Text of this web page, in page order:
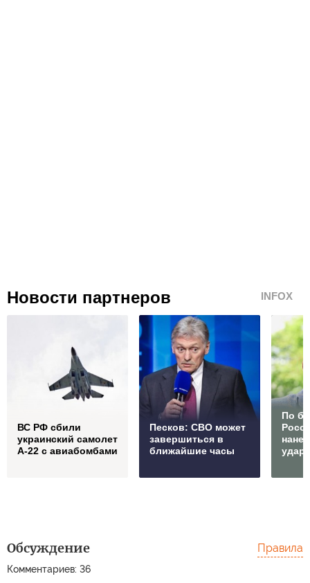
Новости партнеров INFOX
ВС РФ сбили
украинский самолет
А-22 с авиабомбами
Песков: СВО может
завершиться в
ближайшие часы
По
удар
Обсуждение
Комментариев: 36
Правила